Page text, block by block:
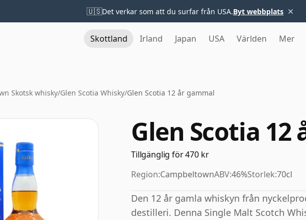
🇺🇸Det verkar som att du surfar från USA.Byt webbplats ×
Skottland Irland Japan USA Världen Mer
Skotsk whisky/Glen Scotia Whisky/Glen Scotia 12 år gammal
Glen Scotia 12
Tillgänglig för 470 kr
Region:CampbeltownABV:46%Storlek:70cl
Den 12 år gamla whiskyn från
destilleri. Denna Single Malt Scotch